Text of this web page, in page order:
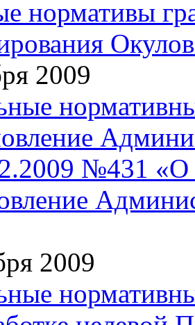
нормативы
2009
№431 «О
2009